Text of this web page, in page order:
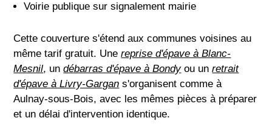
Voirie publique sur signalement mairie
Cette couverture s'étend aux communes voisines au
même tarif gratuit. Unereprise d'épave à Blanc-
Mesnil, undébarras d'épave à Bondyou unretrait
d'épave à Livry-Gargan s'organisent comme à
Aulnay-sous-Bois, avec les mêmes pièces à préparer
et un délai d'intervention identique.